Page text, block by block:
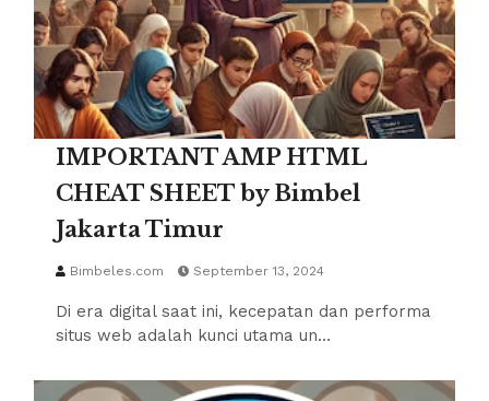
IMPORTANT AMP HTML
CHEAT SHEET by Bimbel
Jakarta Timur
Bimbeles.com September 13, 2024
Di era digital saat ini, kecepatan dan performa
situs web adalah kunci utama un…